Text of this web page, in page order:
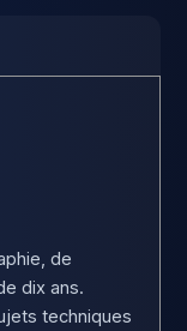
de
dix ans.
techniques